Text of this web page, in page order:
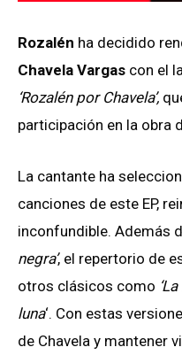
Rozalén ha decidido
Chavela Vargas con el
‘Rozalén por Chavela’,
participación en la obra
La cantante ha
canciones de este EP,
inconfundible. Además
negra’, el repertorio de
otros clásicos como
luna‘. Con estas
de Chavela y mantener